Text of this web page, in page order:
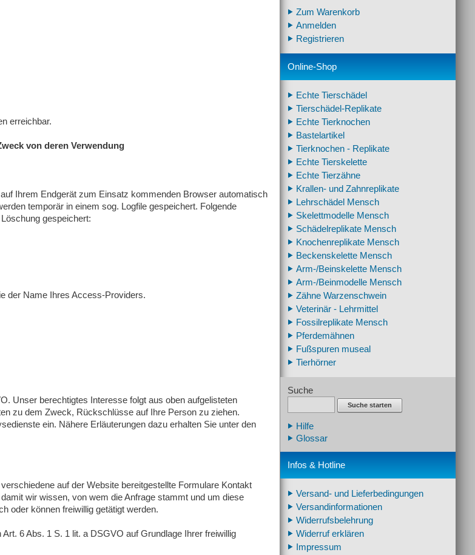
erreichbar.
von deren Verwendung
Ihrem Endgerät zum Einsatz kommenden Browser automatisch
temporär in einem sog. Logfile gespeichert. Folgende
gespeichert:
der Name Ihres Access-Providers.
Unser berechtigtes Interesse folgt aus oben aufgelisteten
zu dem Zweck, Rückschlüsse auf Ihre Person zu ziehen.
ein. Nähere Erläuterungen dazu erhalten Sie unter den
auf der Website bereitgestellte Formulare Kontakt
wir wissen, von wem die Anfrage stammt und um diese
oder können freiwillig getätigt werden.
6 Abs. 1 S. 1 lit. a DSGVO auf Grundlage Ihrer freiwillig
Zum Warenkorb
Anmelden
Registrieren
Online-Shop
Echte Tierschädel
Tierschädel-Replikate
Echte Tierknochen
Bastelartikel
Tierknochen - Replikate
Echte Tierskelette
Echte Tierzähne
Krallen- und Zahnreplikate
Lehrschädel Mensch
Skelettmodelle Mensch
Schädelreplikate Mensch
Knochenreplikate Mensch
Beckenskelette Mensch
Arm-/Beinskelette Mensch
Arm-/Beinmodelle Mensch
Zähne Warzenschwein
Veterinär - Lehrmittel
Fossilreplikate Mensch
Pferdemähnen
Fußspuren museal
Tierhörner
Suche
Suche starten
Hilfe
Glossar
Infos & Hotline
Versand- und Lieferbedingungen
Versandinformationen
Widerrufsbelehrung
Widerruf erklären
Impressum